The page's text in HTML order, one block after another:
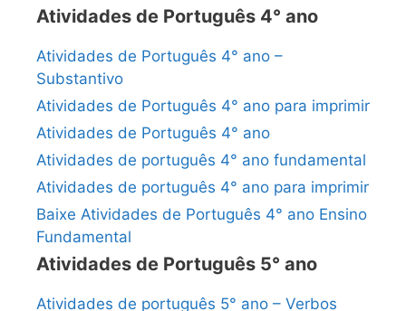
Atividades de Português 4° ano
Atividades de Português 4° ano –
Substantivo
Atividades de Português 4° ano para imprimir
Atividades de Português 4° ano
Atividades de português 4° ano fundamental
Atividades de português 4° ano para imprimir
Baixe Atividades de Português 4° ano Ensino
Fundamental
Atividades de Português 5° ano
Atividades de português 5° ano – Verbos